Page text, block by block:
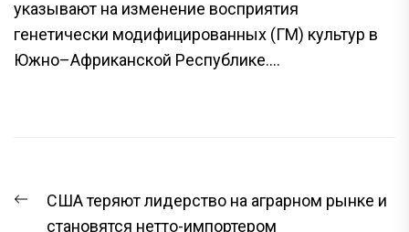
указывают на изменение восприятия
генетически модифицированных (ГМ) культур в
Южно–Африканской Республике....
ПО
Предыдущая
запись:
США теряют лидерство на аграрном рынке и
становятся нетто-импортером